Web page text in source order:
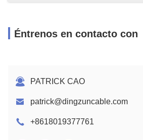
Éntrenos en contacto con
PATRICK CAO
patrick@dingzuncable.com
+8618019377761